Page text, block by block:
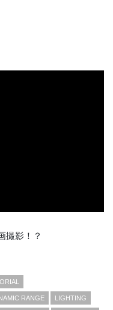
撮影！？
RANGE LIGHTING